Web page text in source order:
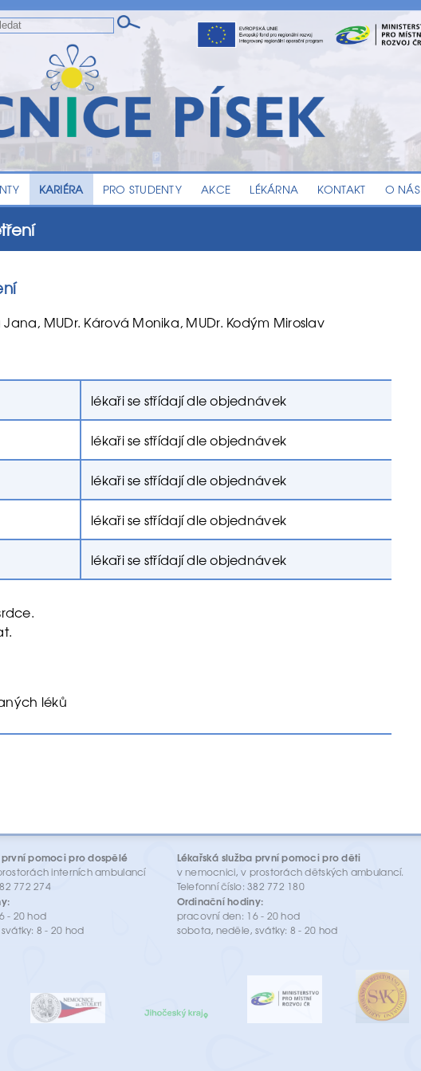
KARIÉRA PRO STUDENTY AKCE LÉKÁRNA KONTAKT O NÁS
MUDr. Kárová Monika, MUDr. Kodým Miroslav
lékaři se střídají dle objednávek
lékaři se střídají dle objednávek
lékaři se střídají dle objednávek
lékaři se střídají dle objednávek
lékaři se střídají dle objednávek
léků
první pomoci pro dospělé
interních ambulancí
772 274
- 20 hod
8 - 20 hod
Lékařská služba první pomoci pro děti
v nemocnici, v prostorách dětských ambulancí.
Telefonní číslo: 382 772 180
Ordinační hodiny:
pracovní den: 16 - 20 hod
sobota, neděle, svátky: 8 - 20 hod